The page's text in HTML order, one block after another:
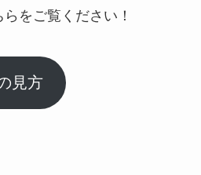
をご覧ください！
見方